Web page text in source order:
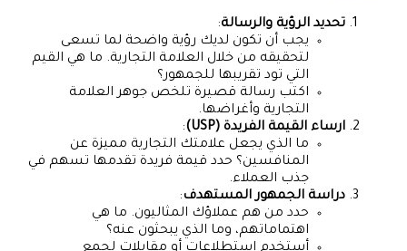
تحديد الرؤية والرسالة:
يجب أن تكون لديك رؤية واضحة لما تسعى
لتحقيقه من خلال العلامة التجارية. ما هي القيم
التي تود تقريبها للجمهور؟
اكتب رسالة قصيرة تلخص جوهر العلامة
التجارية وأغراضها.
ارساء القيمة الفريدة (USP)
:
ما الذي يجعل علامتك التجارية مميزة عن
المنافسين؟ حدد قيمة فريدة تقدمها تسهم في
جذب العملاء.
دراسة الجمهور المستهدف:
حدد من هم عملاؤك المثاليون. ما هي
اهتماماتهم، وما الذي يبحثون عنه؟